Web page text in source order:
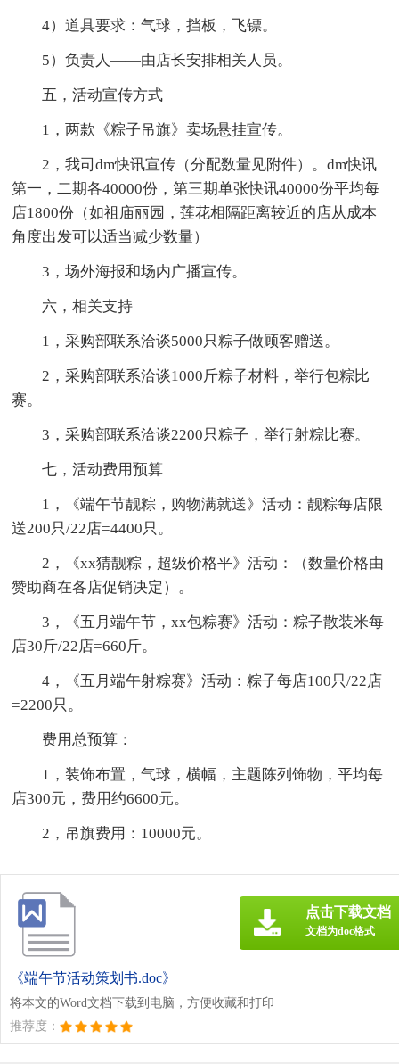
4）道具要求：气球，挡板，飞镖。
5）负责人——由店长安排相关人员。
五，活动宣传方式
1，两款《粽子吊旗》卖场悬挂宣传。
2，我司dm快讯宣传（分配数量见附件）。dm快讯
第一，二期各40000份，第三期单张快讯40000份平均每
店1800份（如祖庙丽园，莲花相隔距离较近的店从成本
角度出发可以适当减少数量）
3，场外海报和场内广播宣传。
六，相关支持
1，采购部联系洽谈5000只粽子做顾客赠送。
2，采购部联系洽谈1000斤粽子材料，举行包粽比
赛。
3，采购部联系洽谈2200只粽子，举行射粽比赛。
七，活动费用预算
1，《端午节靓粽，购物满就送》活动：靓粽每店限
送200只/22店=4400只。
2，《xx猜靓粽，超级价格平》活动：（数量价格由
赞助商在各店促销决定）。
3，《五月端午节，xx包粽赛》活动：粽子散装米每
店30斤/22店=660斤。
4，《五月端午射粽赛》活动：粽子每店100只/22店
=2200只。
费用总预算：
1，装饰布置，气球，横幅，主题陈列饰物，平均每
店300元，费用约6600元。
2，吊旗费用：10000元。
《端午节活动策划书.doc》
将本文的Word文档下载到电脑，方便收藏和打印
推荐度：
点击下载文档
文档为doc格式